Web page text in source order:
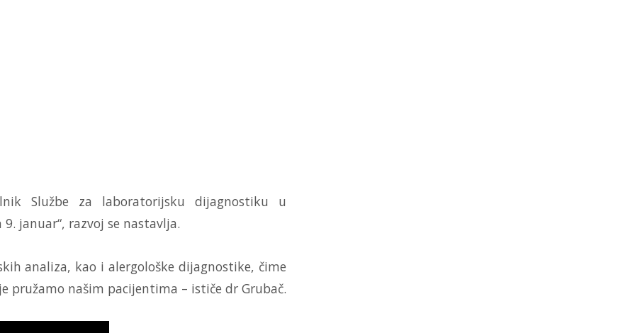
Službe za laboratorijsku dijagnostiku u
januar“, razvoj se nastavlja.
analiza, kao i alergološke dijagnostike, čime
pružamo našim pacijentima – ističe dr Grubač.